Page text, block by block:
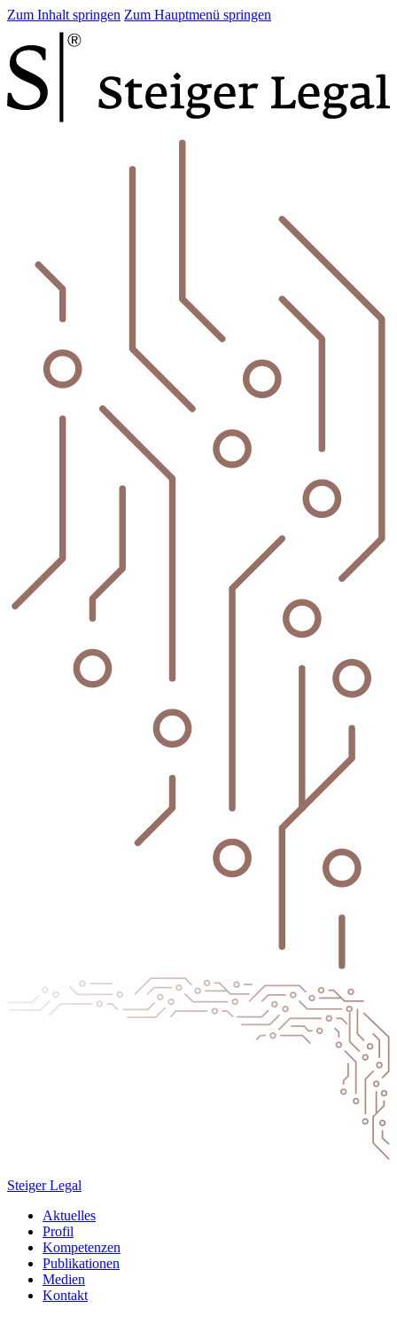
Zum Inhalt springen Zum Hauptmenü springen
Steiger Legal
Aktuelles
Profil
Kompetenzen
Publikationen
Medien
Kontakt